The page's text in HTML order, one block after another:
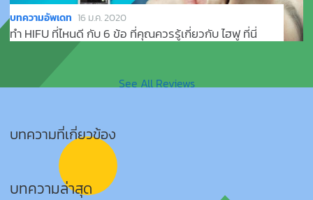
บทความอัพเดท 16 ม.ค. 2020
ทำ HIFU ที่ไหนดี กับ 6 ข้อ ที่คุณควรรู้เกี่ยวกับ ไฮฟู ที่นี่
See All Reviews
บทความที่เกี่ยวข้อง
บทความล่าสุด